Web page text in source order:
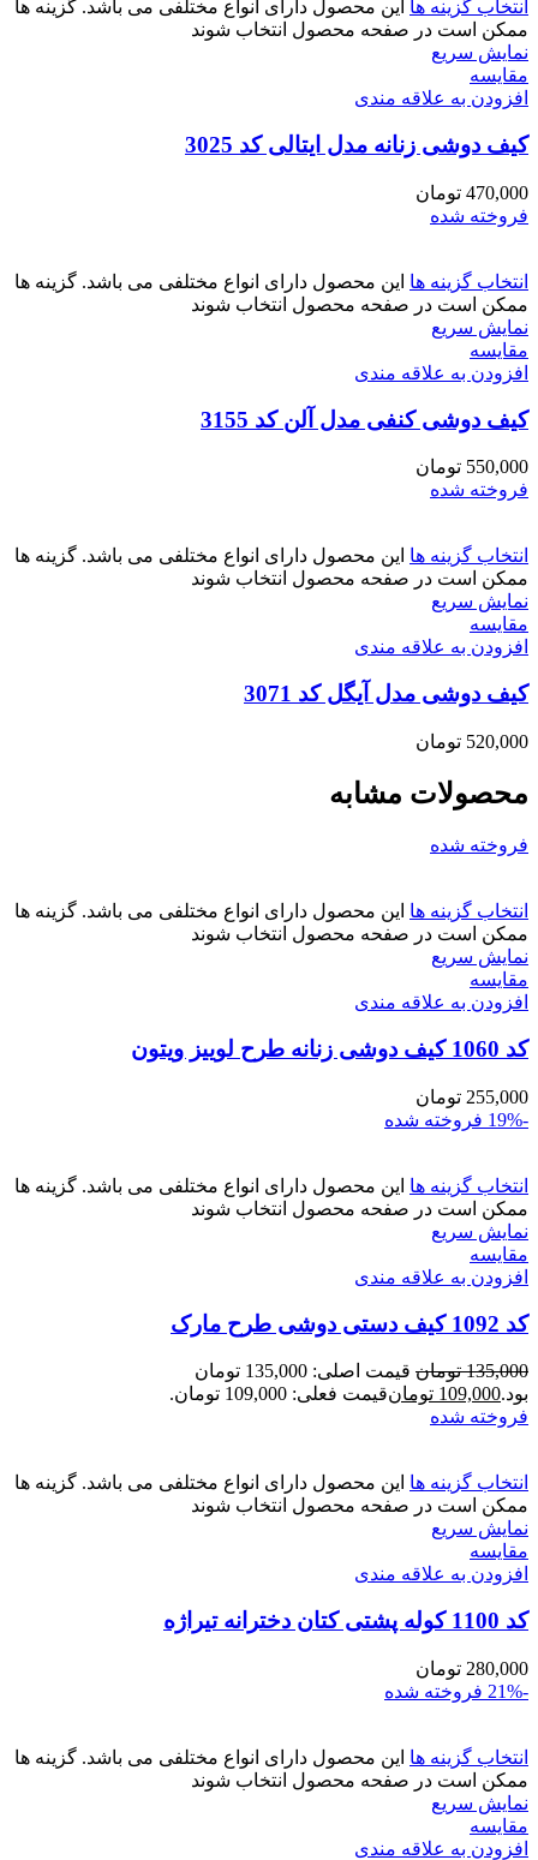
انتخاب گزینه ها این محصول دارای انواع مختلفی می باشد. گزینه ها
ممکن است در صفحه محصول انتخاب شوند
نمایش سریع
مقايسه
افزودن به علاقه مندی
کیف دوشی زنانه مدل ایتالی کد 3025
470,000 تومان
فروخته شده
انتخاب گزینه ها این محصول دارای انواع مختلفی می باشد. گزینه ها
ممکن است در صفحه محصول انتخاب شوند
نمایش سریع
مقايسه
افزودن به علاقه مندی
کیف دوشی کنفی مدل آلن کد 3155
550,000 تومان
فروخته شده
انتخاب گزینه ها این محصول دارای انواع مختلفی می باشد. گزینه ها
ممکن است در صفحه محصول انتخاب شوند
نمایش سریع
مقايسه
افزودن به علاقه مندی
کیف دوشی مدل آیگل کد 3071
520,000 تومان
محصولات مشابه
فروخته شده
انتخاب گزینه ها این محصول دارای انواع مختلفی می باشد. گزینه ها
ممکن است در صفحه محصول انتخاب شوند
نمایش سریع
مقايسه
افزودن به علاقه مندی
کد 1060 کیف دوشی زنانه طرح لوییز ویتون
255,000 تومان
-19%
فروخته شده
انتخاب گزینه ها این محصول دارای انواع مختلفی می باشد. گزینه ها
ممکن است در صفحه محصول انتخاب شوند
نمایش سریع
مقايسه
افزودن به علاقه مندی
کد 1092 کیف دستی دوشی طرح مارک
135,000 تومان
قیمت اصلی: 135,000 تومان
بود.109,000 تومانقیمت فعلی: 109,000 تومان.
فروخته شده
انتخاب گزینه ها این محصول دارای انواع مختلفی می باشد. گزینه ها
ممکن است در صفحه محصول انتخاب شوند
نمایش سریع
مقايسه
افزودن به علاقه مندی
کد 1100 کوله پشتی کتان دخترانه تیراژه
280,000 تومان
-21%
فروخته شده
انتخاب گزینه ها این محصول دارای انواع مختلفی می باشد. گزینه ها
ممکن است در صفحه محصول انتخاب شوند
نمایش سریع
مقايسه
افزودن به علاقه مندی